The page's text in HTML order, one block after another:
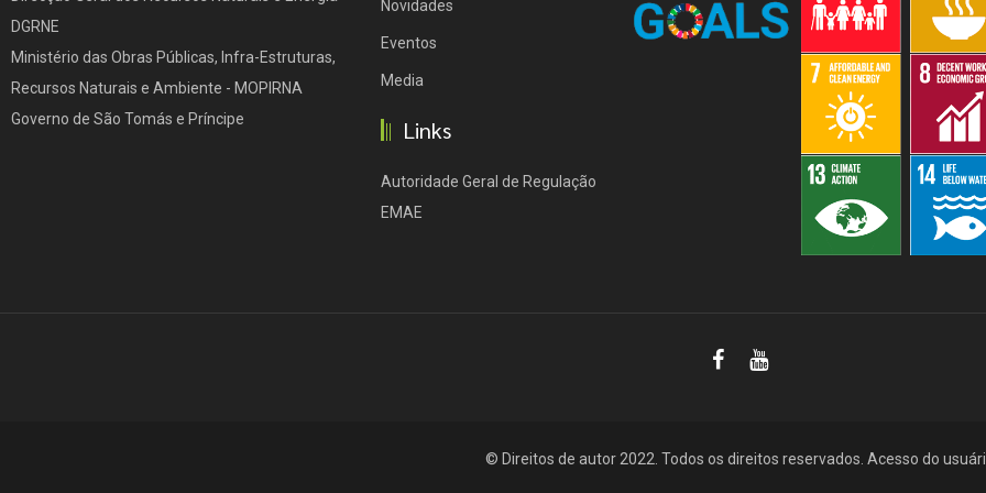
DGRNE
Ministério das Obras Públicas, Infra-Estruturas,
Recursos Naturais e Ambiente - MOPIRNA
Governo de São Tomás e Príncipe
Novidades
Eventos
Media
Links
Autoridade Geral de Regulação
EMAE
© Direitos de autor 2022. Todos os direitos reservados. Acesso do